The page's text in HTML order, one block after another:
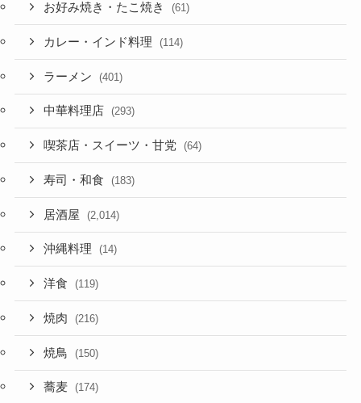
お好み焼き・たこ焼き (61)
カレー・インド料理 (114)
ラーメン (401)
中華料理店 (293)
喫茶店・スイーツ・甘党 (64)
寿司・和食 (183)
居酒屋 (2,014)
沖縄料理 (14)
洋食 (119)
焼肉 (216)
焼鳥 (150)
蕎麦 (174)